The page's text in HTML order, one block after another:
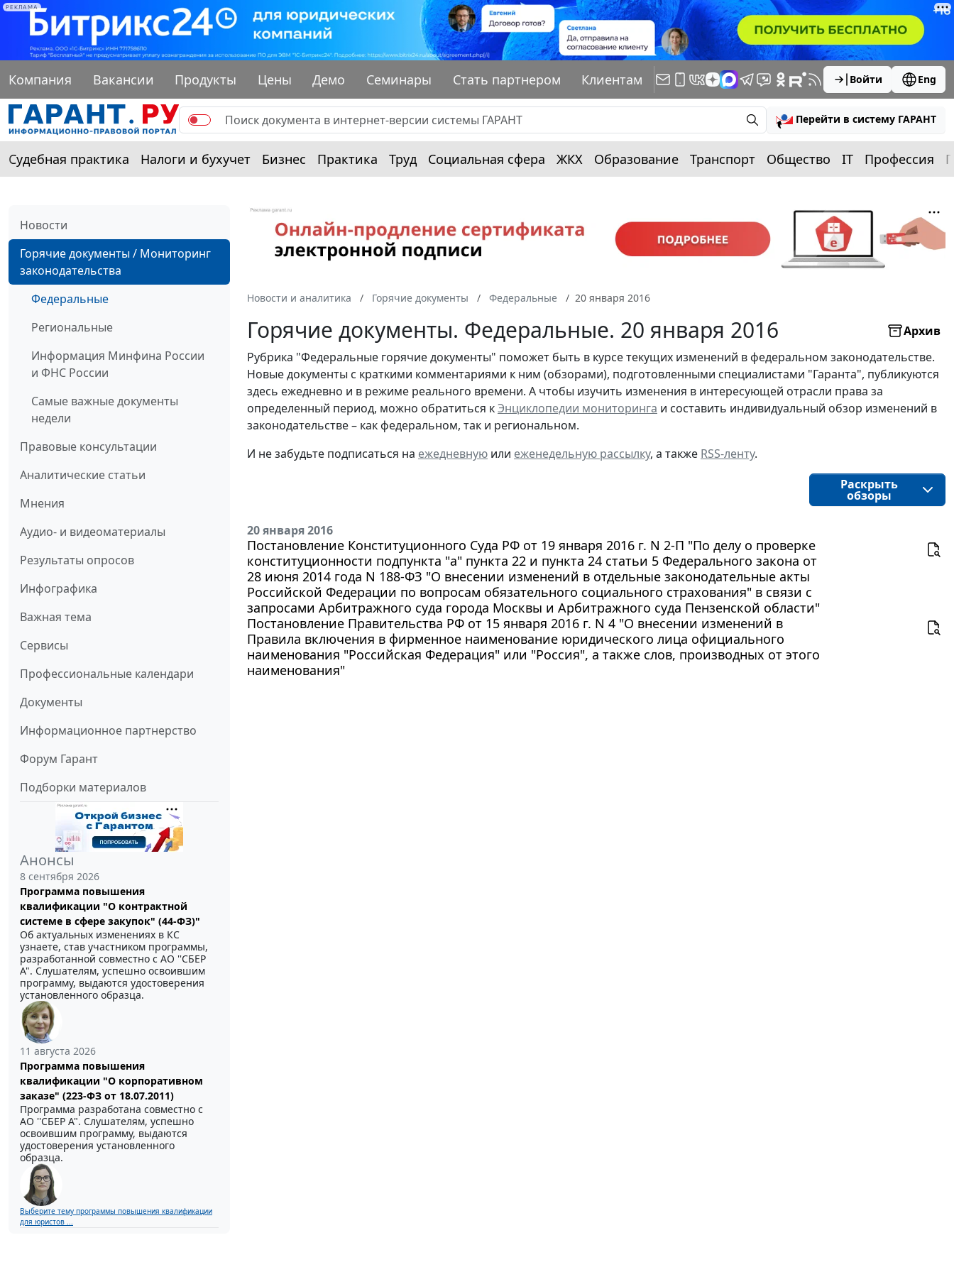
РЕКЛАМА
Компания Вакансии Продукты Цены Демо Семинары Стать партнером Клиентам Войти Eng
Перейти в систему ГАРАНТ
Судебная практика Налоги и бухучет Бизнес Практика Труд Социальная сфера ЖКХ Образование Транспорт Общество IT Профессия
Новости
Горячие документы / Мониторинг
законодательства
Федеральные
Региональные
Информация Минфина России
и ФНС России
Самые важные документы
недели
Правовые консультации
Аналитические статьи
Мнения
Аудио- и видеоматериалы
Результаты опросов
Инфографика
Важная тема
Сервисы
Профессиональные календари
Документы
Информационное партнерство
Форум Гарант
Подборки материалов
Анонсы
8 сентября 2026
Программа повышения
квалификации "О контрактной
системе в сфере закупок" (44-ФЗ)"
Об актуальных изменениях в КС
узнаете, став участником программы,
разработанной совместно с АО ''СБЕР
А". Слушателям, успешно освоившим
программу, выдаются удостоверения
установленного образца.
11 августа 2026
Программа повышения
квалификации "О корпоративном
заказе" (223-ФЗ от 18.07.2011)
Программа разработана совместно с
АО ''СБЕР А". Слушателям, успешно
освоившим программу, выдаются
удостоверения установленного
образца.
Выберите тему программы повышения квалификации
для юристов ...
Новости и аналитика Горячие документы Федеральные 20 января 2016
Горячие документы. Федеральные. 20 января 2016
Архив
Рубрика "Федеральные горячие документы" поможет быть в курсе текущих изменений в федеральном законодательстве.
Новые документы с краткими комментариями к ним (обзорами), подготовленными специалистами "Гаранта", публикуются
здесь ежедневно и в режиме реального времени. А чтобы изучить изменения в интересующей отрасли права за
определенный период, можно обратиться кЭнциклопедии мониторинга и составить индивидуальный обзор изменений в
законодательстве – как федеральном, так и региональном.
И не забудьте подписаться на ежедневную или еженедельную рассылку, а также RSS-ленту.
Раскрыть
обзоры
20 января 2016
Постановление Конституционного Суда РФ от 19 января 2016 г. N 2-П "По делу о проверке
конституционности подпункта "а" пункта 22 и пункта 24 статьи 5 Федерального закона от
28 июня 2014 года N 188-ФЗ "О внесении изменений в отдельные законодательные акты
Российской Федерации по вопросам обязательного социального страхования" в связи с
запросами Арбитражного суда города Москвы и Арбитражного суда Пензенской области"
Постановление Правительства РФ от 15 января 2016 г. N 4 "О внесении изменений в
Правила включения в фирменное наименование юридического лица официального
наименования "Российская Федерация" или "Россия", а также слов, производных от этого
наименования"